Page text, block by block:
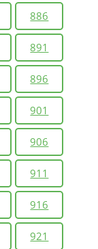
886
891
896
901
906
911
916
921